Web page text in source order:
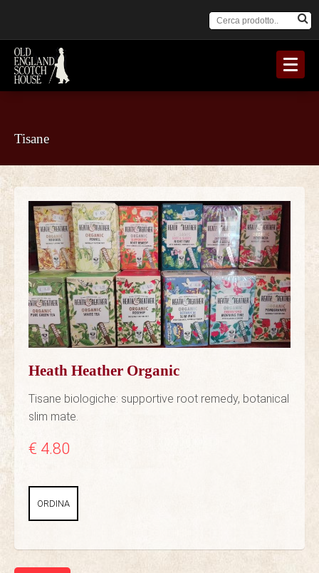
Tisane
Heath Heather Organic
Tisane biologiche: supportive root remedy, botanical
slim mate.
€ 4.80
ORDINA